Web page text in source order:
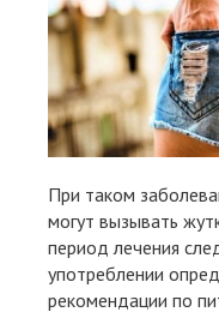
При таком
могут вызывать
период лечения
употреблении
рекомендации по